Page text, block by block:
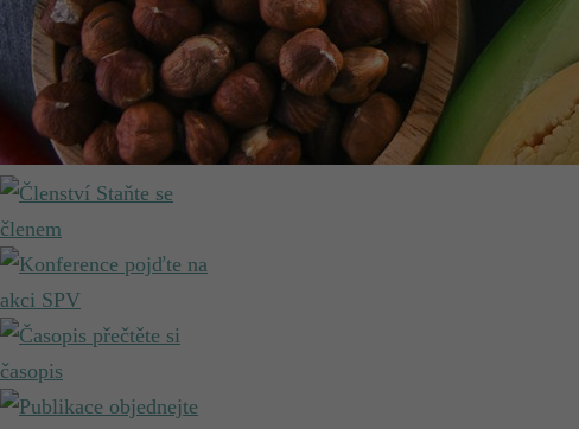
Staňte se
členem
pojďte na
akci SPV
přečtěte si
časopis
objednejte